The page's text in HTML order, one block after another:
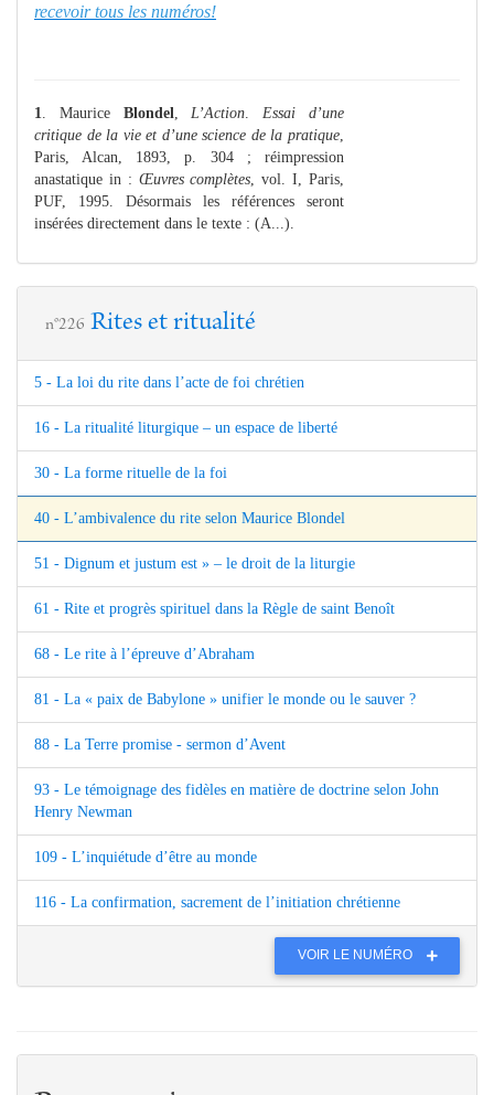
recevoir tous les numéros!
1 . Maurice Blondel L’Action
Essai d’une
critique de la vie et d’une science de la pratique,
Paris, Alcan, 1893, p. 304 ; réimpression
anastatique in : Œuvres complètes , vol. I, Paris,
PUF, 1995. Désormais les références seront
insérées directement dans le texte : (A...).
n°226 Rites et ritualité
5 - La loi du rite dans l’acte de foi chrétien
16 - La ritualité liturgique – un espace de liberté
30 - La forme rituelle de la foi
40 - L’ambivalence du rite selon Maurice Blondel
51 - Dignum et justum est » – le droit de la liturgie
61 - Rite et progrès spirituel dans la Règle de saint Benoît
68 - Le rite à l’épreuve d’Abraham
81 - La « paix de Babylone » unifier le monde ou le sauver ?
88 - La Terre promise - sermon d’Avent
93 - Le témoignage des fidèles en matière de doctrine selon John
Henry Newman
109 - L’inquiétude d’être au monde
116 - La confirmation, sacrement de l’initiation chrétienne
VOIR LE NUMÉRO